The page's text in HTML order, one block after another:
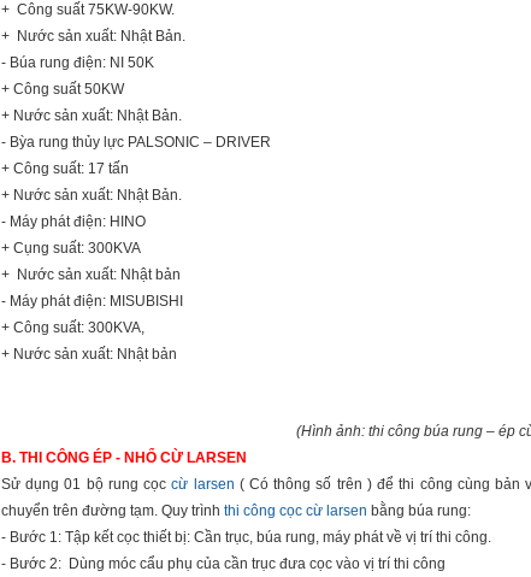
+ Công suất 75KW-90KW.
+ N­ước sản xuất: Nhật Bản.
- Búa rung điện: NI 50K
+ Công suất 50KW
+ Nư­ớc sản xuất: Nhật Bản.
- Bỳa rung thủy lực PALSONIC – DRIVER
+ Công suất: 17 tấn
+ N­ước sản xuất: Nhật Bản.
- Máy phát điện: HINO
+ Cụng suất: 300KVA
+ Nư­ớc sản xuất: Nhật bản
- Máy phát điện: MISUBISHI
+ Công suất: 300KVA,
+ N­ước sản xuất: Nhật bản
(Hình ảnh: thi công búa rung – ép
B. THI CÔNG ÉP - NHỔ CỪ LARSEN
Sử dụng 01 bộ rung cọccừ larsen ( Có thông số trên ) để thi công cùng bản
chuyển trên đ­ường tạm. Quy trình thi công cọc cừ larsen bằng búa rung:
- Bước 1: Tập kết cọc thiết bị: Cần trục, búa rung, máy phát về vị trí thi công.
- Bước 2: Dùng móc cẩu phụ của cần trục đ­ưa cọc vào vị trí thi công